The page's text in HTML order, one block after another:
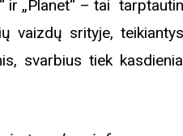
ir „Planet“ – tai
vaizdų srityje,
svarbius tiek